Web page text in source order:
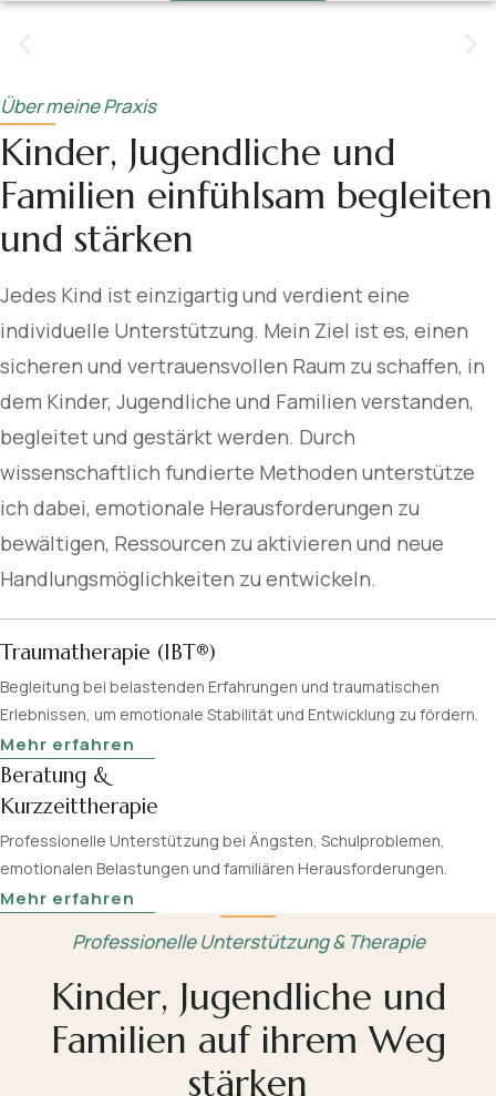
Über meine Praxis
Kinder, Jugendliche und
Familien einfühlsam begleiten
und stärken
Jedes Kind ist einzigartig und verdient eine
individuelle Unterstützung. Mein Ziel ist es, einen
sicheren und vertrauensvollen Raum zu schaffen, in
dem Kinder, Jugendliche und Familien verstanden,
begleitet und gestärkt werden. Durch
wissenschaftlich fundierte Methoden unterstütze
ich dabei, emotionale Herausforderungen zu
bewältigen, Ressourcen zu aktivieren und neue
Handlungsmöglichkeiten zu entwickeln.
Traumatherapie (IBT®)
Begleitung bei belastenden Erfahrungen und traumatischen
Erlebnissen, um emotionale Stabilität und Entwicklung zu fördern.
Mehr erfahren
Beratung &
Kurzzeittherapie
Professionelle Unterstützung bei Ängsten, Schulproblemen,
emotionalen Belastungen und familiären Herausforderungen.
Mehr erfahren
Professionelle Unterstützung & Therapie
Kinder, Jugendliche und
Familien auf ihrem Weg
stärken